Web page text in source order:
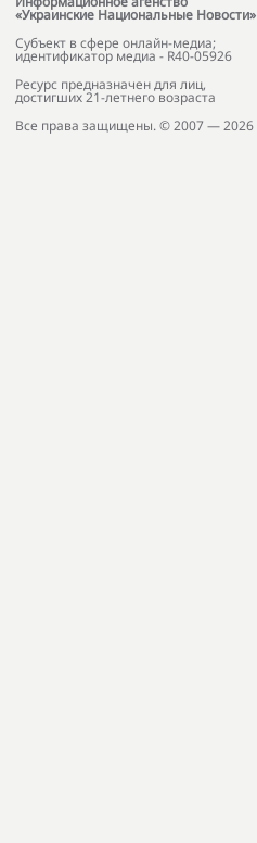
«Украинские Национальные Новости»
Субъект в сфере онлайн-медиа;
идентификатор медиа - R40-05926
Ресурс предназначен для лиц,
достигших 21-летнего возраста
Все права защищены. © 2007 — 2026